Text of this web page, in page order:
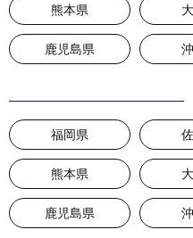
熊本県
鹿児島県
福岡県
熊本県
鹿児島県